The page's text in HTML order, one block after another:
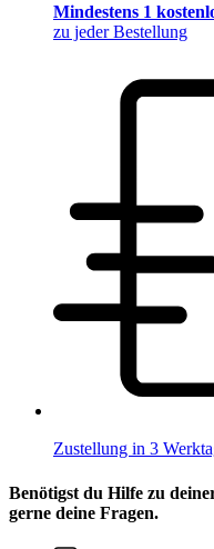
Mindestens 1
zu jeder Bestellung
Zustellung in 3
Benötigst du Hilfe zu
gerne deine Fragen.